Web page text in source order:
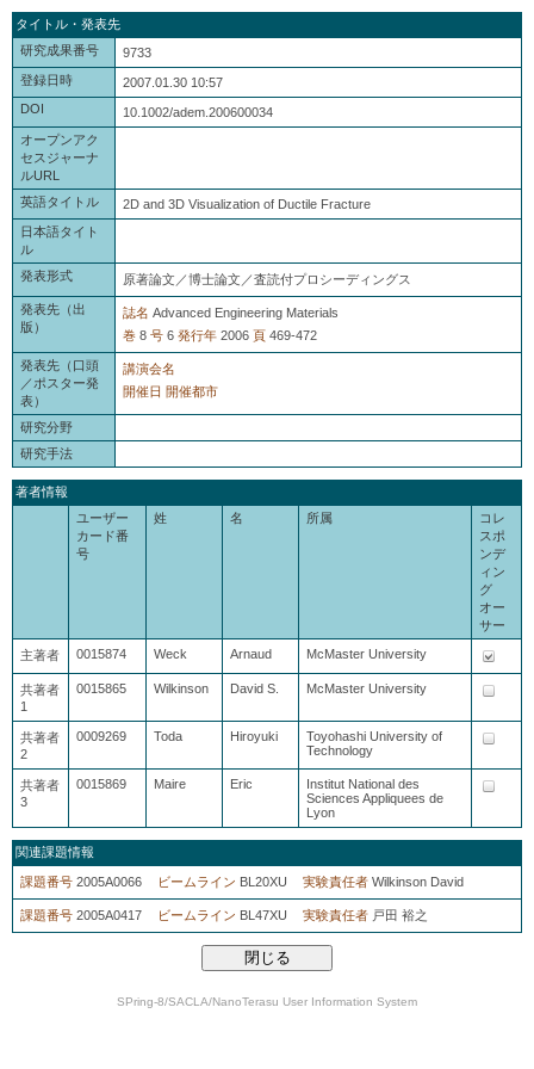
タイトル・発表先
研究成果番号
9733
登録日時
2007.01.30 10:57
DOI
10.1002/adem.200600034
オープンアク
セスジャーナ
ルURL
英語タイトル
2D and 3D Visualization of Ductile Fracture
日本語タイト
ル
発表形式
原著論文／博士論文／査読付プロシーディングス
発表先（出
版）
誌名 Advanced Engineering Materials
巻 8 号 6 発行年 2006 頁 469-472
発表先（口頭
／ポスター発
表）
講演会名
開催日 開催都市
研究分野
研究手法
著者情報
ユーザー
カード番
号
姓 名 所属
コレ
スポ
ンデ
ィン
グ
オー
サー
主著者 0015874 Weck Arnaud McMaster University
共著者
1
0015865 Wilkinson David S. McMaster University
共著者
2
0009269 Toda Hiroyuki
Toyohashi University of
Technology
共著者
3
0015869 Maire Eric
Institut National des
Sciences Appliquees de
Lyon
関連課題情報
課題番号 2005A0066 ビームライン BL20XU 実験責任者 Wilkinson David
課題番号 2005A0417 ビームライン BL47XU 実験責任者 戸田 裕之
SPring-8/SACLA/NanoTerasu User Information System